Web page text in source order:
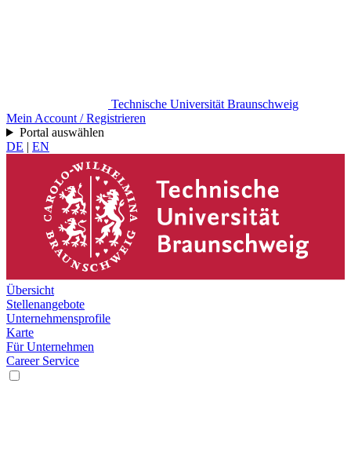
Technische Universität Braunschweig
Mein Account / Registrieren
Portal auswählen
DE | EN
Übersicht
Stellenangebote
Unternehmensprofile
Karte
Für Unternehmen
Career Service